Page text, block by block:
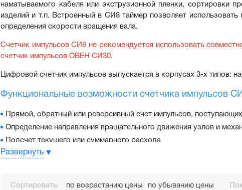
наматываемого кабеля или экструзионной пленки, сортировки
изделий и т.п. Встроенный в СИ8 таймер позволяет
определения скорости вращения вала.
Счетчик импульсов СИ8 не рекомендуется использовать
счетчик импульсов ОВЕН СИ30.
Цифровой счетчик импульсов выпускается в корпусах 3-х
Функциональные возможности счетчика импульсов
Прямой, обратный или реверсивный счет импульсов,
Определение направления вращательного движения узлов и
Подсчет текущего или суммарного расхода
Реальные единицы измерения продукции
Развернуть
Сортировать: по возрастанию цены по убыванию цены